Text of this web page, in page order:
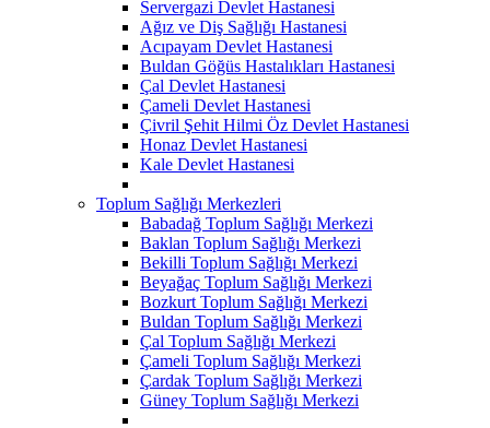
Servergazi Devlet Hastanesi
Ağız ve Diş Sağlığı Hastanesi
Acıpayam Devlet Hastanesi
Buldan Göğüs Hastalıkları Hastanesi
Çal Devlet Hastanesi
Çameli Devlet Hastanesi
Çivril Şehit Hilmi Öz Devlet Hastanesi
Honaz Devlet Hastanesi
Kale Devlet Hastanesi
Toplum Sağlığı Merkezleri
Babadağ Toplum Sağlığı Merkezi
Baklan Toplum Sağlığı Merkezi
Bekilli Toplum Sağlığı Merkezi
Beyağaç Toplum Sağlığı Merkezi
Bozkurt Toplum Sağlığı Merkezi
Buldan Toplum Sağlığı Merkezi
Çal Toplum Sağlığı Merkezi
Çameli Toplum Sağlığı Merkezi
Çardak Toplum Sağlığı Merkezi
Güney Toplum Sağlığı Merkezi